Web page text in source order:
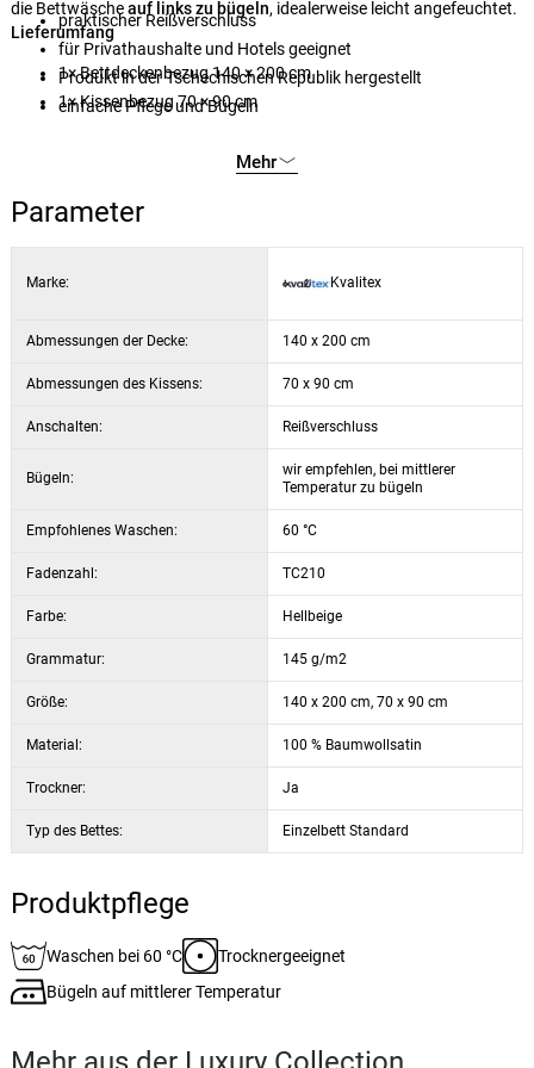
die Bettwäscheauf links zu bügeln, idealerweise leicht angefeuchtet.
praktischer Reißverschluss
für Privathaushalte und Hotels geeignet
Produkt in der Tschechischen Republik hergestellt
einfache Pflege und Bügeln
Lieferumfang
1× Bettdeckenbezug 140 × 200 cm
1× Kissenbezug 70 × 90 cm
Mehr
Parameter
Marke: Kvalitex
Abmessungen der Decke: 140 x 200 cm
Abmessungen des Kissens: 70 x 90 cm
Anschalten: Reißverschluss
Bügeln:
wir empfehlen, bei mittlerer
Temperatur zu bügeln
Empfohlenes Waschen: 60 °C
Fadenzahl: TC210
Farbe: Hellbeige
Grammatur: 145 g/m2
Größe: 140 x 200 cm, 70 x 90 cm
Material: 100 % Baumwollsatin
Trockner: Ja
Typ des Bettes: Einzelbett Standard
Produktpflege
Waschen bei 60 °C
Trocknergeeignet
Bügeln auf mittlerer Temperatur